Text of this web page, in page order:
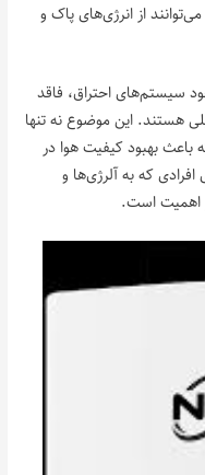
از انرژی‌های پاک و
سیستم‌های احتراق، فاقد
هستند. این موضوع نه تنها
بهبود کیفیت هوا در
که به آلرژی‌ها و
اهمیت است.